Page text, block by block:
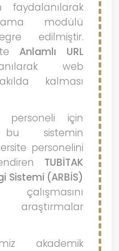
faydalanılarak
modülü
edilmiştir.
Anlamlı URL
web
kalması
personeli için
sistemin
personelini
TUBİTAK
Sistemi (ARBİS)
akademik